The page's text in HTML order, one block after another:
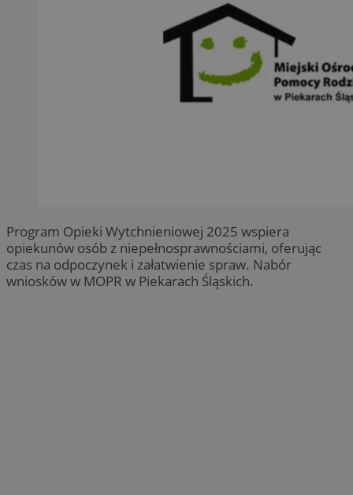
Program Opieki Wytchnieniowej 2025 wspiera
opiekunów osób z niepełnosprawnościami, oferując
czas na odpoczynek i załatwienie spraw. Nabór
wniosków w MOPR w Piekarach Śląskich.